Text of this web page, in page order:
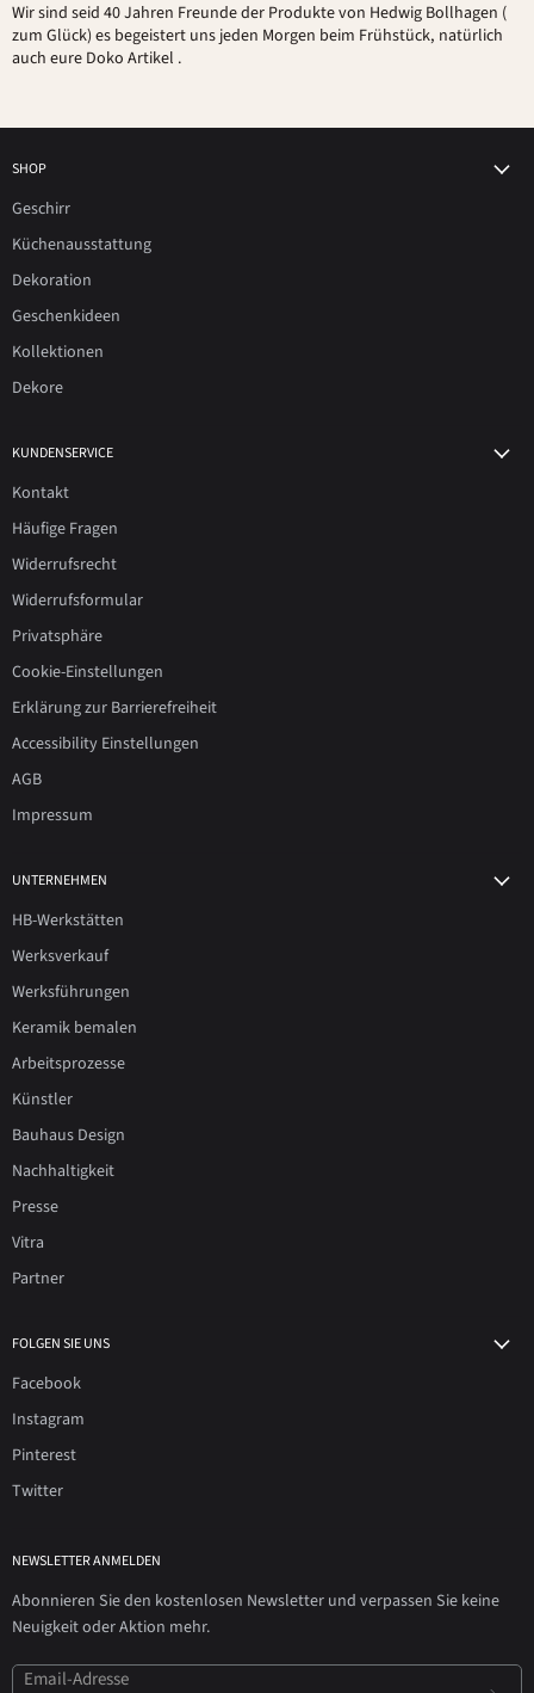
Wir sind seid 40 Jahren Freunde der Produkte von Hedwig Bollhagen (
zum Glück) es begeistert uns jeden Morgen beim Frühstück, natürlich
auch eure Doko Artikel .
SHOP
Geschirr
Küchenausstattung
Dekoration
Geschenkideen
Kollektionen
Dekore
KUNDENSERVICE
Kontakt
Häufige Fragen
Widerrufsrecht
Widerrufsformular
Privatsphäre
Cookie-Einstellungen
Erklärung zur Barrierefreiheit
Accessibility Einstellungen
AGB
Impressum
UNTERNEHMEN
HB-Werkstätten
Werksverkauf
Werksführungen
Keramik bemalen
Arbeitsprozesse
Künstler
Bauhaus Design
Nachhaltigkeit
Presse
Vitra
Partner
FOLGEN SIE UNS
Facebook
Instagram
Pinterest
Twitter
NEWSLETTER ANMELDEN
Abonnieren Sie den kostenlosen Newsletter und verpassen Sie keine
Neuigkeit oder Aktion mehr.
Email-Adresse